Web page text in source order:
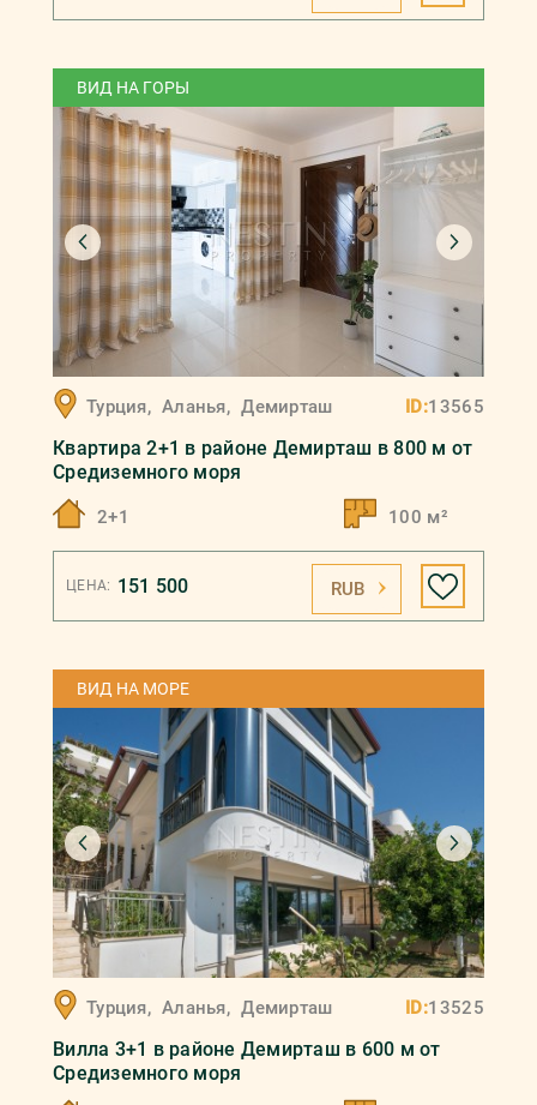
ВИД НА ГОРЫ
Турция, Аланья, Демирташ ID:13565
Квартира 2+1 в районе Демирташ в 800 м от
Средиземного моря
2+1 100 м²
ЦЕНА: 151 500 RUB
ВИД НА МОРЕ
Турция, Аланья, Демирташ ID:13525
Вилла 3+1 в районе Демирташ в 600 м от
Средиземного моря